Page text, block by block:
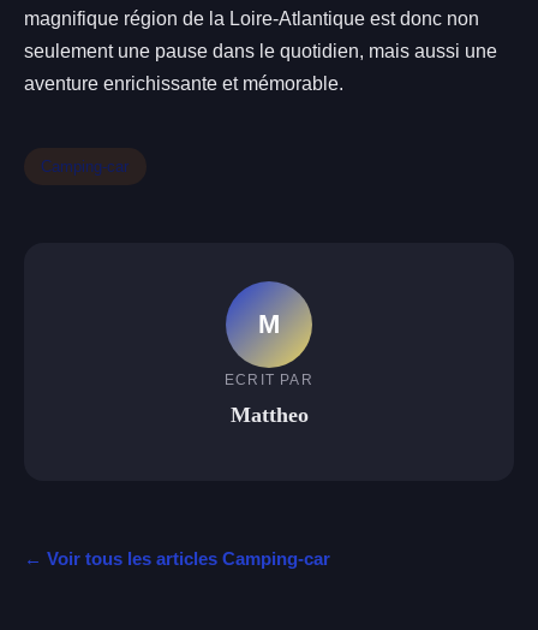
magnifique région de la Loire-Atlantique est donc non
seulement une pause dans le quotidien, mais aussi une
aventure enrichissante et mémorable.
Camping-car
M
ECRIT PAR
Mattheo
← Voir tous les articles Camping-car